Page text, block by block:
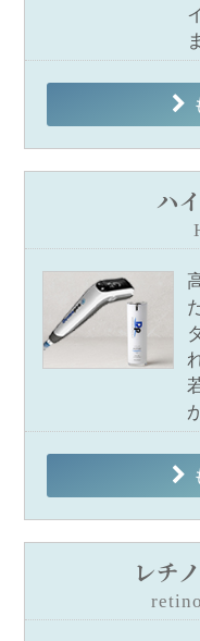
ハ
レチ